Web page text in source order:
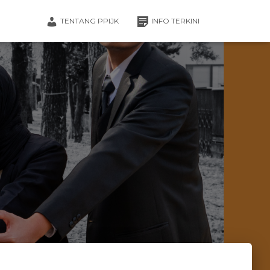
TENTANG PPIJK INFO TERKINI